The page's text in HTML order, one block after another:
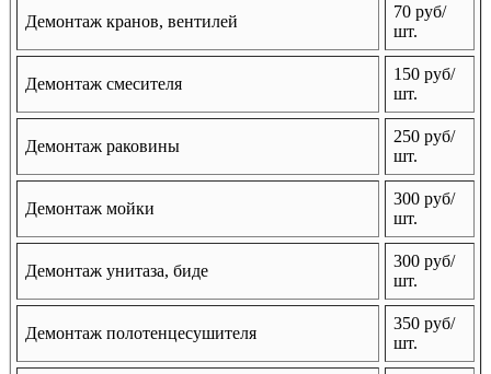
Демонтаж кранов, вентилей
70 руб/
шт.
Демонтаж смесителя
150 руб/
шт.
Демонтаж раковины
250 руб/
шт.
Демонтаж мойки
300 руб/
шт.
Демонтаж унитаза, биде
300 руб/
шт.
Демонтаж полотенцесушителя
350 руб/
шт.